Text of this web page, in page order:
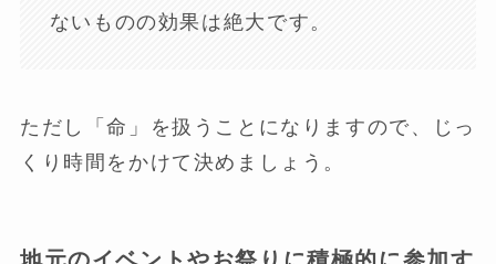
ないものの効果は絶大です。
ただし「命」を扱うことになりますので、じっ
くり時間をかけて決めましょう。